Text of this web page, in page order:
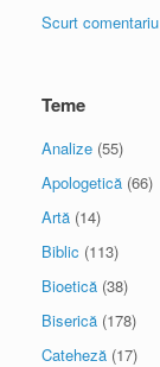
Scurt
Teme
Analize (55)
Apologetică (66)
Artă (14)
Biblic (113)
Bioetică (38)
Biserică (178)
Cateheză (17)